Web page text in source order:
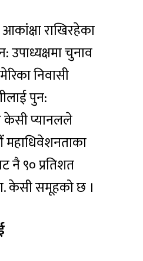
राखिरहेका
उपाध्यक्षमा चुनाव
निवासी
पुन:
केसी प्यानलले
महाधिवेशनताका
नै ९० प्रतिशत
केसी समूहको छ ।